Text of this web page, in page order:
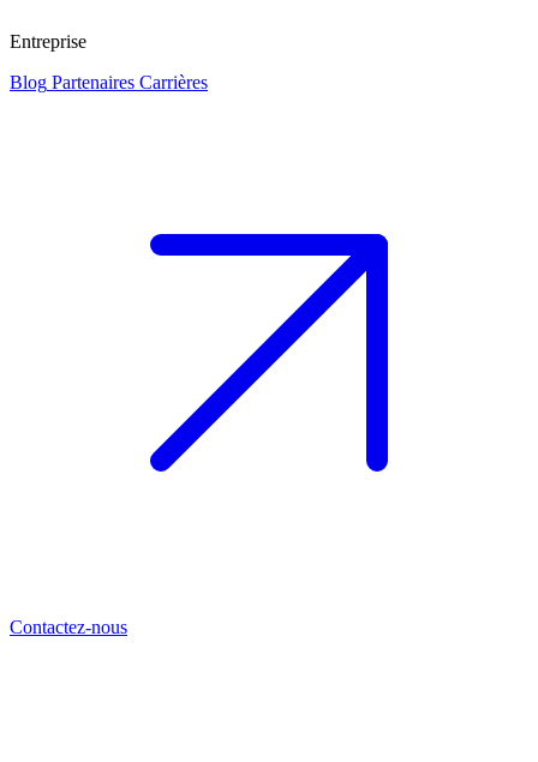
Entreprise
Blog Partenaires Carrières
Contactez-nous